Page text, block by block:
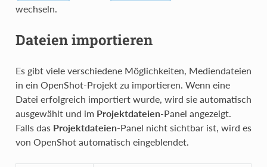
wechseln.
Dateien importieren
Es gibt viele verschiedene Möglichkeiten, Mediendateien
in ein OpenShot-Projekt zu importieren. Wenn eine
Datei erfolgreich importiert wurde, wird sie automatisch
ausgewählt und im Projektdateien-Panel angezeigt.
Falls das Projektdateien-Panel nicht sichtbar ist, wird es
von OpenShot automatisch eingeblendet.